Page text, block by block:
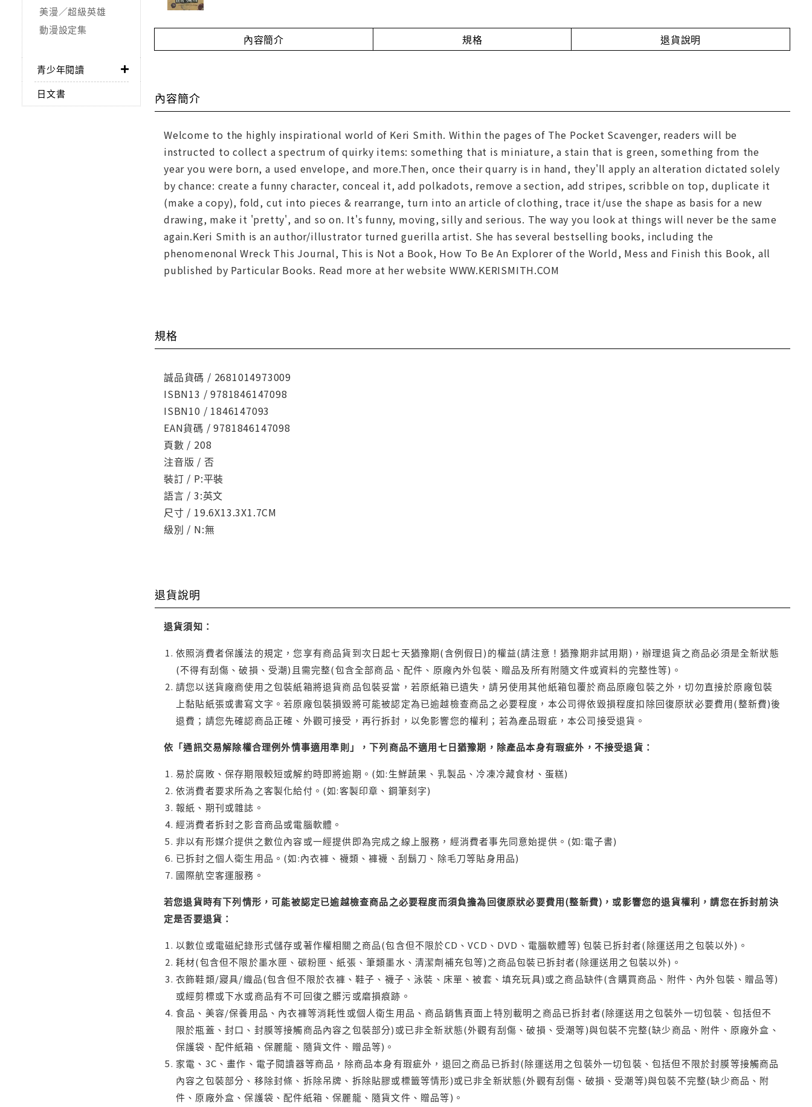
美漫／超級英雄
動漫設定集
青少年閱讀
日文書
內容簡介 規格 退貨說明
內容簡介
Welcome to the highly inspirational world of Keri Smith. Within the pages of The Pocket Scavenger, readers will be
instructed to collect a spectrum of quirky items: something that is miniature, a stain that is green, something from the
year you were born, a used envelope, and more.Then, once their quarry is in hand, they'll apply an alteration dictated solely
by chance: create a funny character, conceal it, add polkadots, remove a section, add stripes, scribble on top, duplicate it
(make a copy), fold, cut into pieces & rearrange, turn into an article of clothing, trace it/use the shape as basis for a new
drawing, make it 'pretty', and so on. It's funny, moving, silly and serious. The way you look at things will never be the same
again.Keri Smith is an author/illustrator turned guerilla artist. She has several bestselling books, including the
phenomenonal Wreck This Journal, This is Not a Book, How To Be An Explorer of the World, Mess and Finish this Book, all
published by Particular Books. Read more at her website WWW.KERISMITH.COM
規格
誠品貨碼 / 2681014973009
ISBN13 / 9781846147098
ISBN10 / 1846147093
EAN貨碼 / 9781846147098
頁數 / 208
注音版 / 否
裝訂 / P:平裝
語言 / 3:英文
尺寸 / 19.6X13.3X1.7CM
級別 / N:無
退貨說明
退貨須知：
依照消費者保護法的規定，您享有商品貨到次日起七天猶豫期(含例假日)的權益(請注意！猶豫期非試用期)，辦理退貨之商品必須是全新狀態
(不得有刮傷、破損、受潮)且需完整(包含全部商品、配件、原廠內外包裝、贈品及所有附隨文件或資料的完整性等)。
請您以送貨廠商使用之包裝紙箱將退貨商品包裝妥當，若原紙箱已遺失，請另使用其他紙箱包覆於商品原廠包裝之外，切勿直接於原廠包裝
上黏貼紙張或書寫文字。若原廠包裝損毀將可能被認定為已逾越檢查商品之必要程度，本公司得依毀損程度扣除回復原狀必要費用(整新費)後
退費；請您先確認商品正確、外觀可接受，再行拆封，以免影響您的權利；若為產品瑕疵，本公司接受退貨。
依「通訊交易解除權合理例外情事適用準則」，下列商品不適用七日猶豫期，除產品本身有瑕疵外，不接受退貨：
易於腐敗、保存期限較短或解約時即將逾期。(如:生鮮蔬果、乳製品、冷凍冷藏食材、蛋糕)
依消費者要求所為之客製化給付。(如:客製印章、鋼筆刻字)
報紙、期刊或雜誌。
經消費者拆封之影音商品或電腦軟體。
非以有形媒介提供之數位內容或一經提供即為完成之線上服務，經消費者事先同意始提供。(如:電子書)
已拆封之個人衛生用品。(如:內衣褲、襪類、褲襪、刮鬍刀、除毛刀等貼身用品)
國際航空客運服務。
若您退貨時有下列情形，可能被認定已逾越檢查商品之必要程度而須負擔為回復原狀必要費用(整新費)，或影響您的退貨權利，請您在拆封前決
定是否要退貨：
以數位或電磁紀錄形式儲存或著作權相關之商品(包含但不限於CD、VCD、DVD、電腦軟體等) 包裝已拆封者(除運送用之包裝以外)。
耗材(包含但不限於墨水匣、碳粉匣、紙張、筆類墨水、清潔劑補充包等)之商品包裝已拆封者(除運送用之包裝以外)。
衣飾鞋類/寢具/織品(包含但不限於衣褲、鞋子、襪子、泳裝、床單、被套、填充玩具)或之商品缺件(含購買商品、附件、內外包裝、贈品等)
或經剪標或下水或商品有不可回復之髒污或磨損痕跡。
食品、美容/保養用品、內衣褲等消耗性或個人衛生用品、商品銷售頁面上特別載明之商品已拆封者(除運送用之包裝外一切包裝、包括但不
限於瓶蓋、封口、封膜等接觸商品內容之包裝部分)或已非全新狀態(外觀有刮傷、破損、受潮等)與包裝不完整(缺少商品、附件、原廠外盒、
保護袋、配件紙箱、保麗龍、隨貨文件、贈品等)。
家電、3C、畫作、電子閱讀器等商品，除商品本身有瑕疵外，退回之商品已拆封(除運送用之包裝外一切包裝、包括但不限於封膜等接觸商品
內容之包裝部分、移除封條、拆除吊牌、拆除貼膠或標籤等情形)或已非全新狀態(外觀有刮傷、破損、受潮等)與包裝不完整(缺少商品、附
件、原廠外盒、保護袋、配件紙箱、保麗龍、隨貨文件、贈品等)。